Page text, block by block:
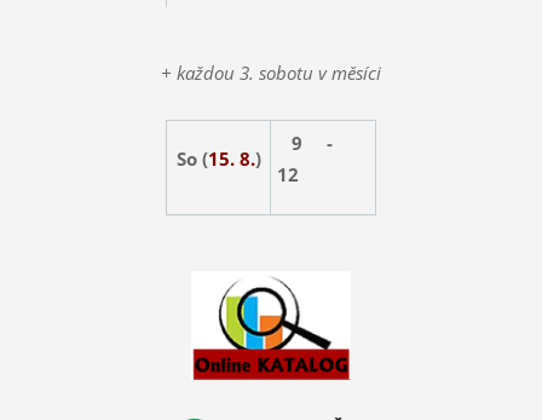
+ každou 3. sobotu v měsíci
So (15. 8.)
9 -
12